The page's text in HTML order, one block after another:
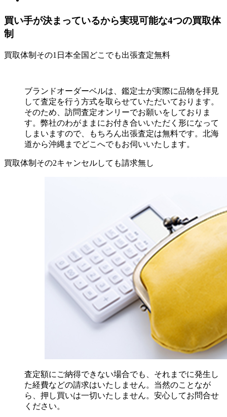
買い手が決まっているから実現可能な4つの買取体
制
買取体制その1 日本全国どこでも出張査定無料
ブランドオーダーベルは、鑑定士が実際に品物を拝見
して査定を行う方式を取らせていただいております。
そのため、訪問査定オンリーでお願いをしておりま
す。弊社のわがままにお付き合いいただく形になって
しまいますので、もちろん出張査定は無料です。北海
道から沖縄までどこへでもお伺いいたします。
買取体制その2キャンセルしても請求無し
査定額にご納得できない場合でも、それまでに発生し
た経費などの請求はいたしません。当然のことなが
ら、押し買いは一切いたしません。安心してお問合せ
ください。